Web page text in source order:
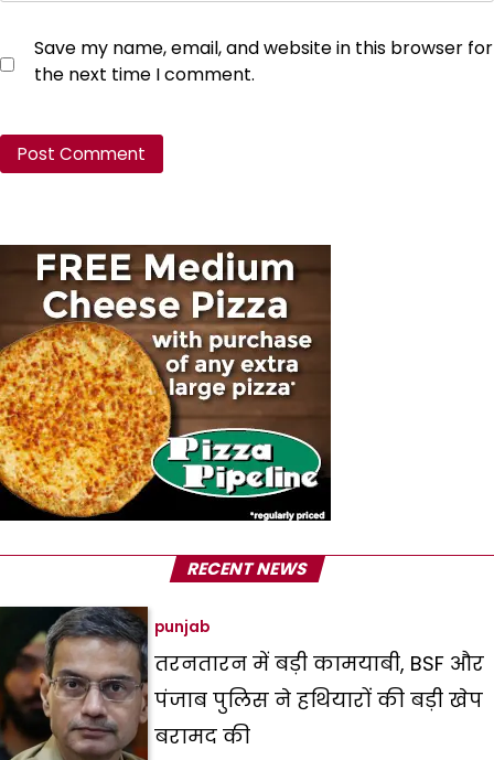
Save my name, email, and website in this browser for
the next time I comment.
RECENT NEWS
punjab
तरनतारन में बड़ी कामयाबी, BSF और
पंजाब पुलिस ने हथियारों की बड़ी खेप
बरामद की